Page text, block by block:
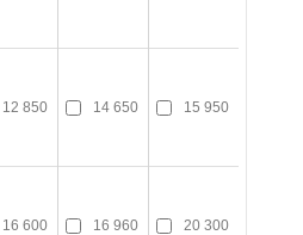
12 850 14 650 15 950
16 600 16 960 20 300